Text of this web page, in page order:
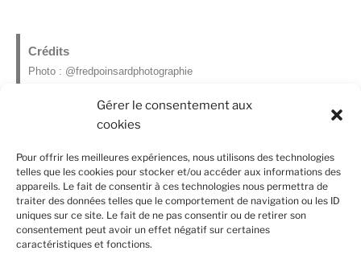
Gérer le consentement aux
cookies
Pour offrir les meilleures expériences, nous utilisons des technologies
telles que les cookies pour stocker et/ou accéder aux informations des
appareils. Le fait de consentir à ces technologies nous permettra de
traiter des données telles que le comportement de navigation ou les ID
uniques sur ce site. Le fait de ne pas consentir ou de retirer son
consentement peut avoir un effet négatif sur certaines
caractéristiques et fonctions.
Crédits
Photo : @fredpoinsardphotographie
Hairstyle : @coiffeuse_visagiste_paris_
Modèle : @coiffeuse_visagiste_paris_
STYLISTE TEXTILES & ACCESSOIRES
Clémence VILLECHANGE